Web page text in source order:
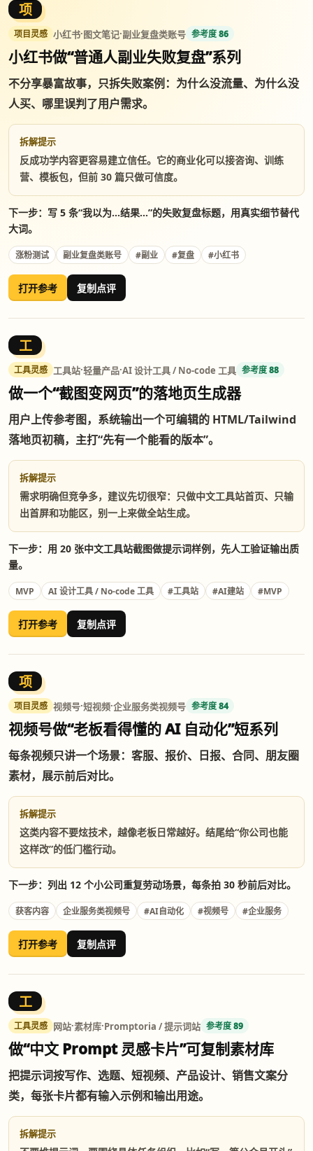
项
项目灵感 小红书·图文笔记·副业复盘类账号 参考度 86
小红书做“普通人副业失败复盘”系列
不分享暴富故事，只拆失败案例：为什么没流量、为什么没
人买、哪里误判了用户需求。
拆解提示
反成功学内容更容易建立信任。它的商业化可以接咨询、训练
营、模板包，但前 30 篇只做可信度。
下一步：写 5 条“我以为...结果...”的失败复盘标题，用真实细节替代
大词。
涨粉测试 副业复盘类账号 #副业 #复盘 #小红书
打开参考 复制点评
工
工具灵感 工具站·轻量产品·AI 设计工具 / No-code 工具 参考度 88
做一个“截图变网页”的落地页生成器
用户上传参考图，系统输出一个可编辑的 HTML/Tailwind
落地页初稿，主打“先有一个能看的版本”。
拆解提示
需求明确但竞争多，建议先切很窄：只做中文工具站首页、只输
出首屏和功能区，别一上来做全站生成。
下一步：用 20 张中文工具站截图做提示词样例，先人工验证输出质
量。
MVP AI 设计工具 / No-code 工具 #工具站 #AI建站 #MVP
打开参考 复制点评
项
项目灵感 视频号·短视频·企业服务类视频号 参考度 84
视频号做“老板看得懂的 AI 自动化”短系列
每条视频只讲一个场景：客服、报价、日报、合同、朋友圈
素材，展示前后对比。
拆解提示
这类内容不要炫技术，越像老板日常越好。结尾给“你公司也能
这样改”的低门槛行动。
下一步：列出 12 个小公司重复劳动场景，每条拍 30 秒前后对比。
获客内容 企业服务类视频号 #AI自动化 #视频号 #企业服务
打开参考 复制点评
工
工具灵感 网站·素材库·Promptoria / 提示词站 参考度 89
做“中文 Prompt 灵感卡片”可复制素材库
把提示词按写作、选题、短视频、产品设计、销售文案分
类，每张卡片都有输入示例和输出用途。
拆解提示